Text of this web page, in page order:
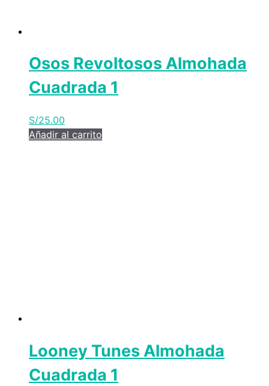
Osos Revoltosos Almohada
Cuadrada 1
S/25.00
Añadir al carrito
Looney Tunes Almohada
Cuadrada 1